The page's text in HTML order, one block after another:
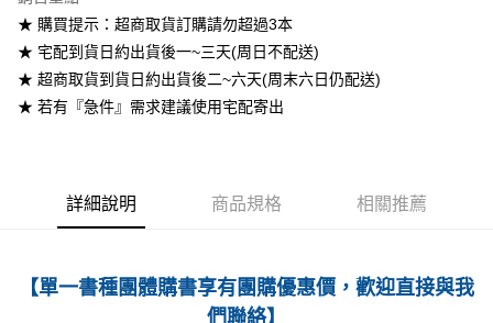
7-11取貨付款
每筆NT$60
宅配-台灣本島
每筆NT$100
每筆NT$160
★ 購買提示：超商取貨訂購請勿超過3本
★ 宅配到貨日約出貨後一~三天(周日不配送)
★ 超商取貨到貨日約出貨後二~六天(周末六日仍配送)
★ 若有『急件』需求建議使用宅配寄出
詳細說明 商品規格 相關推薦
【單一書種團體購書享有團購優惠價，歡迎直接與我
們聯絡】